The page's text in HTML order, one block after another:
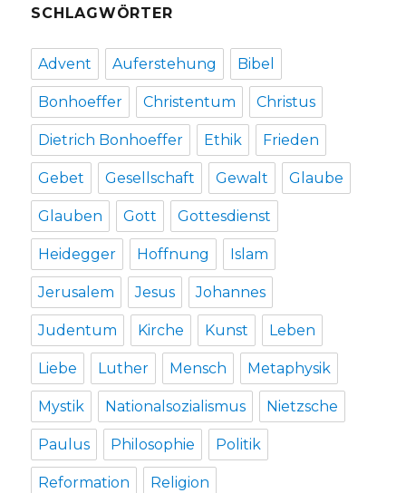
SCHLAGWÖRTER
Advent Auferstehung Bibel
Bonhoeffer Christentum Christus
Dietrich Bonhoeffer Ethik Frieden
Gebet Gesellschaft Gewalt Glaube
Glauben Gott Gottesdienst
Heidegger Hoffnung Islam
Jerusalem Jesus Johannes
Judentum Kirche Kunst Leben
Liebe Luther Mensch Metaphysik
Mystik Nationalsozialismus Nietzsche
Paulus Philosophie Politik
Reformation Religion